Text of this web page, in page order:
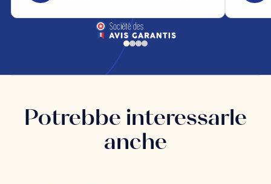
Potrebbe interessarle
anche